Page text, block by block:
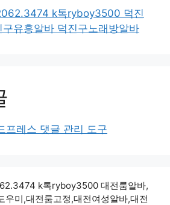
k톡ryboy3500 덕진
유흥알바 덕진구노래방알바
프레스 댓글 관리 도구
k톡ryboy3500 대전룸알바,
우미,대전룸고정,대전여성알바,대전